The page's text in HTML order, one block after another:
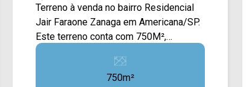
Americana/SP
Terreno à venda no bairro Residencial
Jair Faraone Zanaga em Americana/SP.
Este terreno conta com 750M²,
possuindo uma área totalmente plana e
gramada, esta disponível para construir.
Localizado próximo a Av. São Jerônimo,
750m²